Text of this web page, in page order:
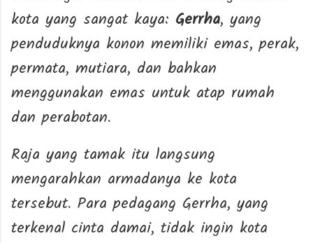
kota yang sangat kaya: Gerrha, yang
penduduknya konon memiliki emas, perak,
permata, mutiara, dan bahkan
menggunakan emas untuk atap rumah
dan perabotan.
Raja yang tamak itu langsung
mengarahkan armadanya ke kota
tersebut. Para pedagang Gerrha, yang
terkenal cinta damai, tidak ingin kota